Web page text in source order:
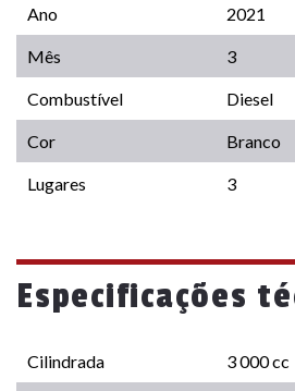
Ano 2021
Mês 3
Combustível Diesel
Cor Branco
Lugares 3
Especificações
Cilindrada 3 000 cc